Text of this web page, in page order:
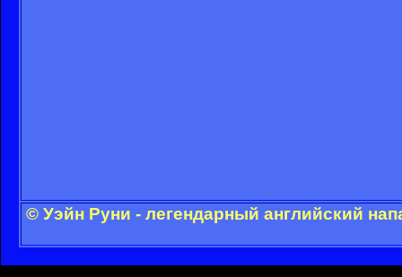
© Уэйн Руни - легендарный английский